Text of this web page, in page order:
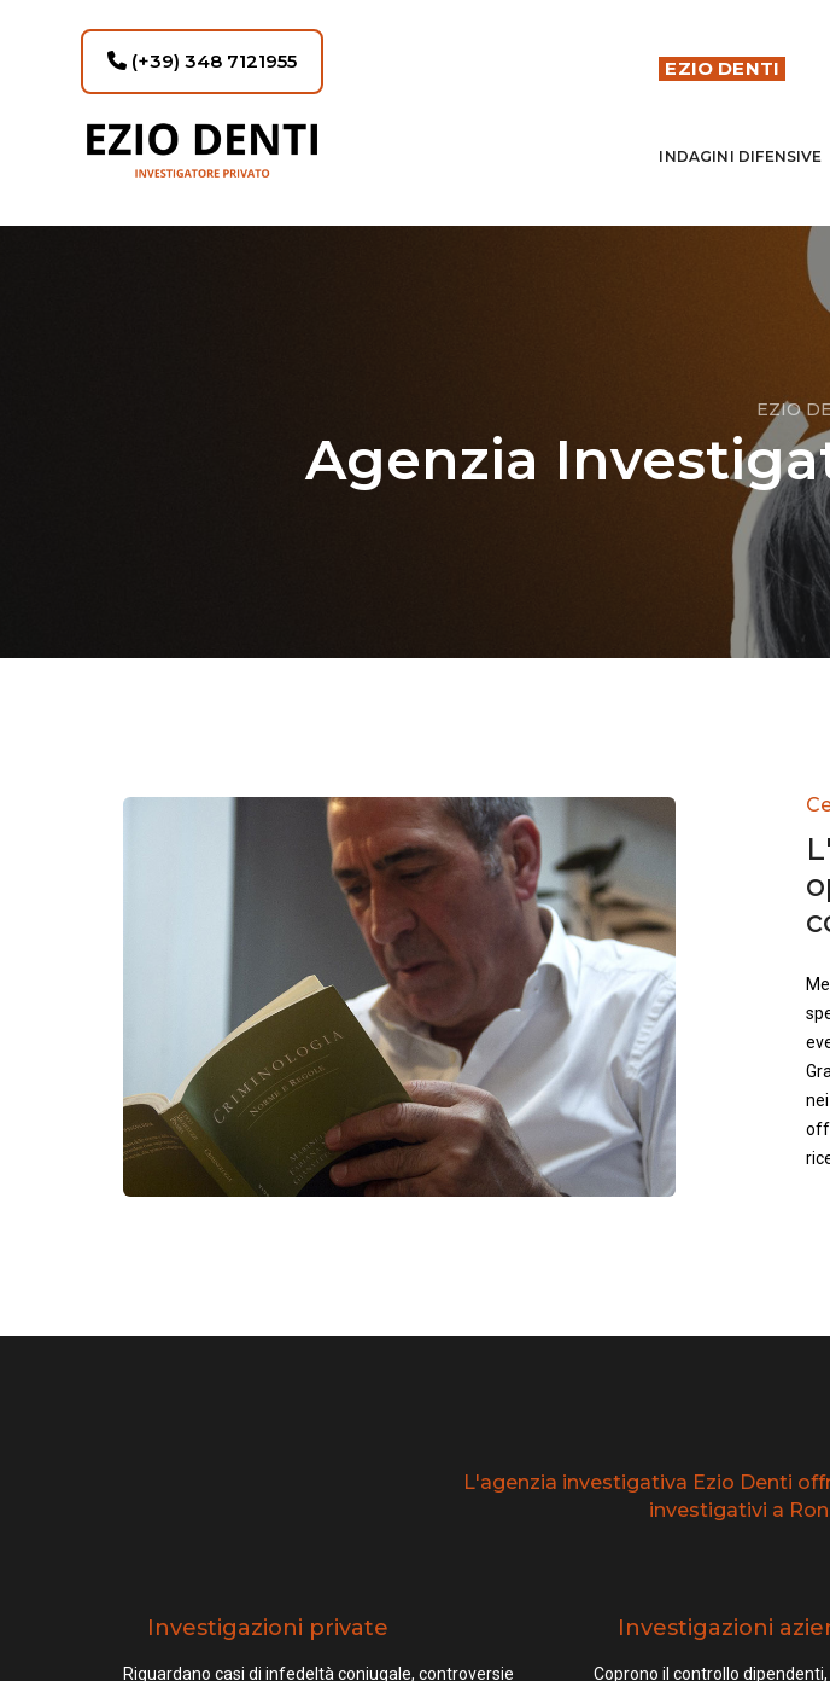
(+39) 348 7121955 EZIO DENTI
INDAGINI DIFENSIVE
EZIO
Agenzia
L'agenzia investigativa Ezio Denti
investigativi a
Investigazioni private
Riguardano casi di infedeltà coniugale, controversie
Investigazioni
Coprono il controllo